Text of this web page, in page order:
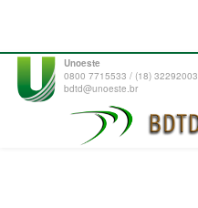
Unoeste
0800 7715533 / (18) 32292003
bdtd@unoeste.br